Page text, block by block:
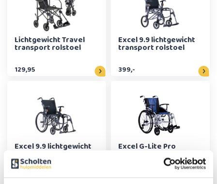
Lichtgewicht Travel
transport rolstoel
129,95
Excel 9.9 lichtgewicht
transport rolstoel
399,-
Excel 9.9 lichtgewicht Excel G-Lite Pro
lichtgewicht Rolstoel -